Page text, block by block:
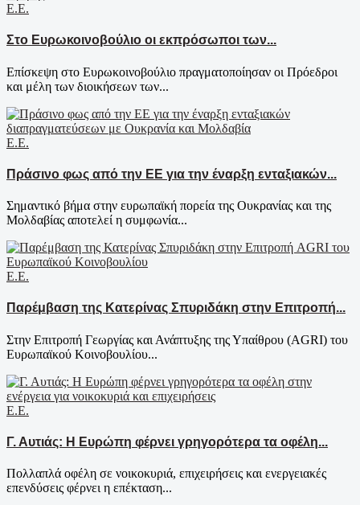
Ε.Ε.
Στο Ευρωκοινοβούλιο οι εκπρόσωποι των...
Επίσκεψη στο Ευρωκοινοβούλιο πραγματοποίησαν οι Πρόεδροι
και μέλη των διοικήσεων των...
Ε.Ε.
Πράσινο φως από την ΕΕ για την έναρξη ενταξιακών...
Σημαντικό βήμα στην ευρωπαϊκή πορεία της Ουκρανίας και της
Μολδαβίας αποτελεί η συμφωνία...
Ε.Ε.
Παρέμβαση της Κατερίνας Σπυριδάκη στην Επιτροπή...
Στην Επιτροπή Γεωργίας και Ανάπτυξης της Υπαίθρου (AGRI) του
Ευρωπαϊκού Κοινοβουλίου...
Ε.Ε.
Γ. Αυτιάς: Η Ευρώπη φέρνει γρηγορότερα τα οφέλη...
Πολλαπλά οφέλη σε νοικοκυριά, επιχειρήσεις και ενεργειακές
επενδύσεις φέρνει η επέκταση...